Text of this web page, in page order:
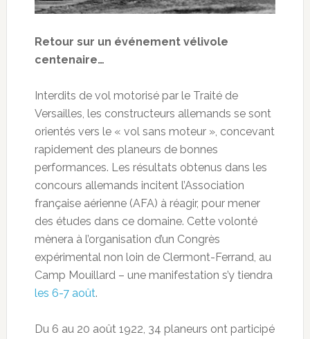
Retour sur un événement vélivole
centenaire…
Interdits de vol motorisé par le Traité de
Versailles, les constructeurs allemands se sont
orientés vers le « vol sans moteur », concevant
rapidement des planeurs de bonnes
performances. Les résultats obtenus dans les
concours allemands incitent l’Association
française aérienne (AFA) à réagir, pour mener
des études dans ce domaine. Cette volonté
mènera à l’organisation d’un Congrès
expérimental non loin de Clermont-Ferrand, au
Camp Mouillard – une manifestation s’y tiendra
les 6-7 août.
Du 6 au 20 août 1922, 34 planeurs ont participé